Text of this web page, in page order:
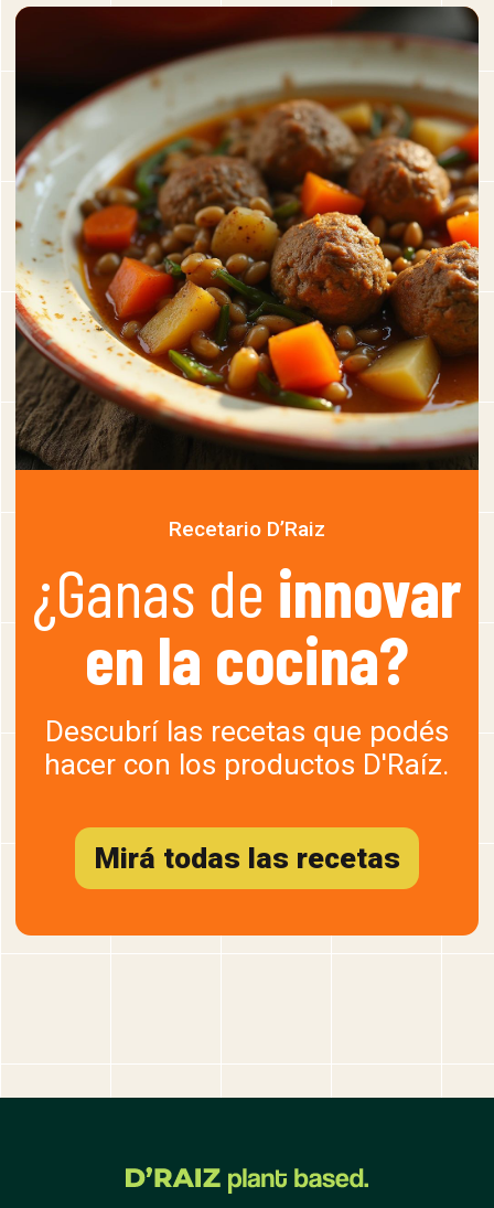
Recetario D’Raiz
¿Ganas de innovar
en la cocina?
Descubrí las recetas que podés
hacer con los productos D'Raíz.
Mirá todas las recetas